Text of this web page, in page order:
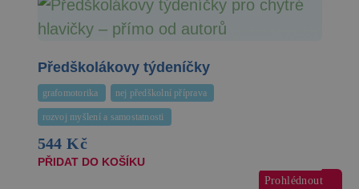
Předškolákovy týdeníčky
grafomotorika nej předškolní příprava
rozvoj myšlení a samostatnosti
544 Kč
PŘIDAT DO KOŠÍKU
Prohlédnout